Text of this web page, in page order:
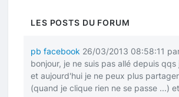
LES POSTS DU FORUM
pb facebook 26/03/2013 08:58:11
bonjour, je ne suis pas allé depuis qqs
et aujourd'hui je ne peux plus
(quand je clique rien ne se passe ...)